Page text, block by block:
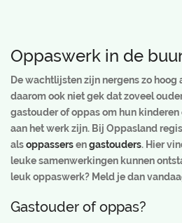
Oppaswerk in de
De wachtlijsten zijn nergens zo hoog
daarom ook niet gek dat zoveel
gastouder of oppas om hun kinderen
aan het werk zijn. Bij Oppasland
alsoppassersengastouders. Hier
leuke samenwerkingen kunnen
leuk oppaswerk? Meld je dan
Gastouder of oppas?